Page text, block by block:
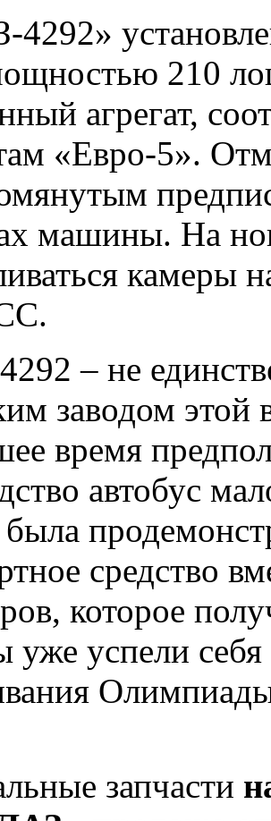
210
агрегат,
«Евро-5».
машины. На
камеры
– не
заводом этой
время
автобус
средство
которое
уже успели
запчасти